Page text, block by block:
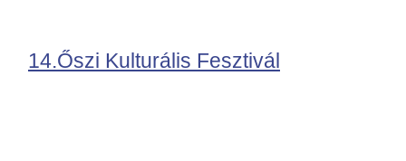
14.Őszi Kulturális Fesztivál